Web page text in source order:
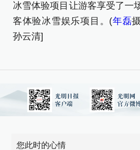
冰雪体验项目让游客享受了一
客体验冰雪娱乐项目。(年磊
孙云清]
您此时的心情